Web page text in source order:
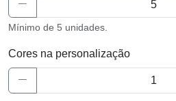
Mínimo de 5 unidades.
Cores na personalização